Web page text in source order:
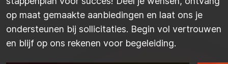
op maat gemaakte aanbiedingen en laat ons je
ondersteunen bij sollicitaties. Begin vol vertrouwen
en blijf op ons rekenen voor begeleiding.